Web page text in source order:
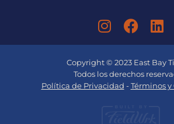
Copyright © 2023 East Bay
Todos los derechos
Política de Privacidad -Términos